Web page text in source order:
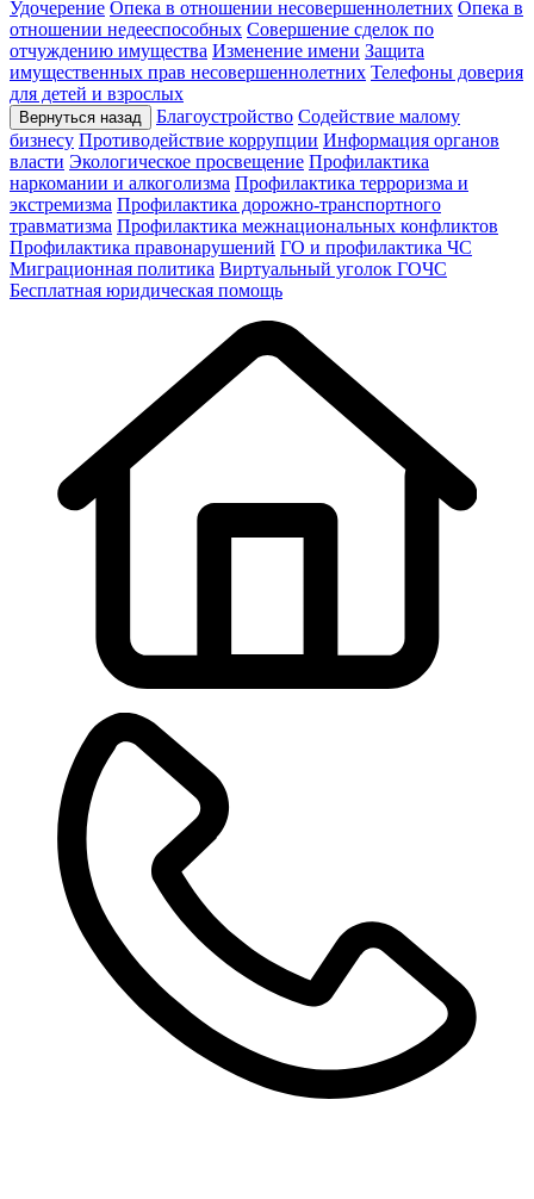
Удочерение Опека в отношении несовершеннолетних Опека в
отношении недееспособных Совершение сделок по
отчуждению имущества Изменение имени Защита
имущественных прав несовершеннолетних Телефоны доверия
для детей и взрослых
Вернуться назад Благоустройство Содействие малому
бизнесу Противодействие коррупции Информация органов
власти Экологическое просвещение Профилактика
наркомании и алкоголизма Профилактика терроризма и
экстремизма Профилактика дорожно-транспортного
травматизма Профилактика межнациональных конфликтов
Профилактика правонарушений ГО и профилактика ЧС
Миграционная политика Виртуальный уголок ГОЧС
Бесплатная юридическая помощь